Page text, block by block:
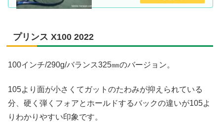
プリンス X100 2022
100インチ/290g/バランス325㎜のバージョン。
105より面が小さくてガットのたわみが抑えられている
分、硬く弾くフォアとホールドするバックの違いが105よ
りわかりやすい印象です。